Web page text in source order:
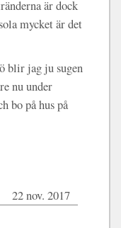
är dock
mycket är det
blir jag ju sugen
nu under
bo på hus på
22 nov. 2017